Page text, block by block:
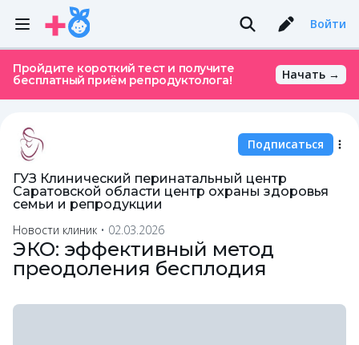
Войти
Пройдите короткий тест и получите
бесплатный приём репродуктолога!
Начать →
ГУЗ Клинический перинатальный центр
Саратовской области центр охраны здоровья
семьи и репродукции
Подписаться
Новости клиник • 02.03.2026
ЭКО: эффективный метод
преодоления бесплодия